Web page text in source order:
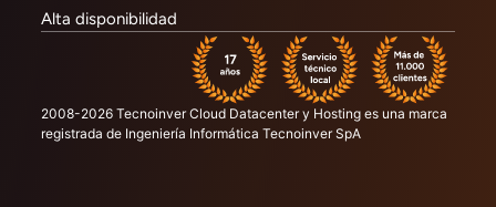
Alta disponibilidad
2008-2026 Tecnoinver Cloud Datacenter y Hosting es una marca
registrada de Ingeniería Informática Tecnoinver SpA